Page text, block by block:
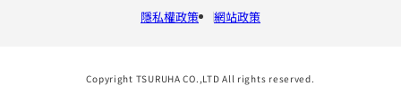
隱私權政策 網站政策
Copyright TSURUHA CO.,LTD All rights reserved.